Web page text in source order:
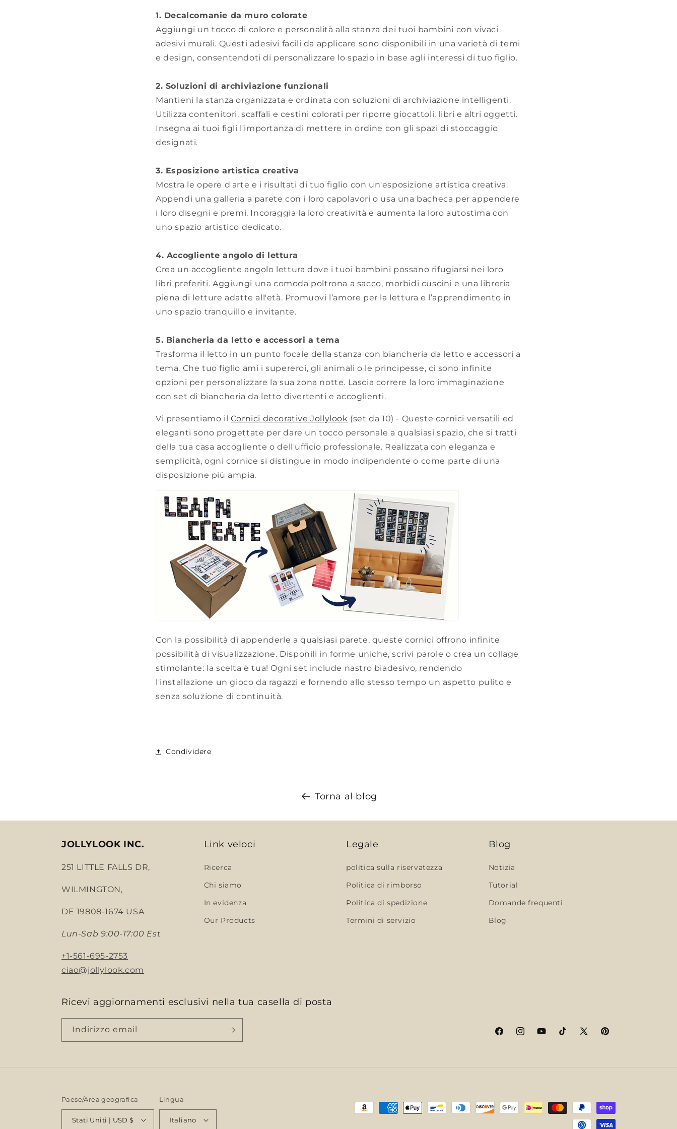
1. Decalcomanie da muro colorate
Aggiungi un tocco di colore e personalità alla stanza dei tuoi bambini con vivaci
adesivi murali. Questi adesivi facili da applicare sono disponibili in una varietà di temi
e design, consentendoti di personalizzare lo spazio in base agli interessi di tuo figlio.
2. Soluzioni di archiviazione funzionali
Mantieni la stanza organizzata e ordinata con soluzioni di archiviazione intelligenti.
Utilizza contenitori, scaffali e cestini colorati per riporre giocattoli, libri e altri oggetti.
Insegna ai tuoi figli l'importanza di mettere in ordine con gli spazi di stoccaggio
designati.
3. Esposizione artistica creativa
Mostra le opere d'arte e i risultati di tuo figlio con un'esposizione artistica creativa.
Appendi una galleria a parete con i loro capolavori o usa una bacheca per appendere
i loro disegni e premi. Incoraggia la loro creatività e aumenta la loro autostima con
uno spazio artistico dedicato.
4. Accogliente angolo di lettura
Crea un accogliente angolo lettura dove i tuoi bambini possano rifugiarsi nei loro
libri preferiti. Aggiungi una comoda poltrona a sacco, morbidi cuscini e una libreria
piena di letture adatte all'età. Promuovi l’amore per la lettura e l’apprendimento in
uno spazio tranquillo e invitante.
5. Biancheria da letto e accessori a tema
Trasforma il letto in un punto focale della stanza con biancheria da letto e accessori a
tema. Che tuo figlio ami i supereroi, gli animali o le principesse, ci sono infinite
opzioni per personalizzare la sua zona notte. Lascia correre la loro immaginazione
con set di biancheria da letto divertenti e accoglienti.
Vi presentiamo il Cornici decorative Jollylook (set da 10) - Queste cornici versatili ed
eleganti sono progettate per dare un tocco personale a qualsiasi spazio, che si tratti
della tua casa accogliente o dell'ufficio professionale. Realizzata con eleganza e
semplicità, ogni cornice si distingue in modo indipendente o come parte di una
disposizione più ampia.
Con la possibilità di appenderle a qualsiasi parete, queste cornici offrono infinite
possibilità di visualizzazione. Disponili in forme uniche, scrivi parole o crea un collage
stimolante: la scelta è tua! Ogni set include nastro biadesivo, rendendo
l'installazione un gioco da ragazzi e fornendo allo stesso tempo un aspetto pulito e
senza soluzione di continuità.
Condividere
Torna al blog
JOLLYLOOK INC.
251 LITTLE FALLS DR,
WILMINGTON,
DE 19808-1674 USA
Lun-Sab 9:00-17:00 Est
+1-561-695-2753
ciao@jollylook.com
Link veloci
Ricerca
Chi siamo
In evidenza
Our Products
Legale
politica sulla riservatezza
Politica di rimborso
Politica di spedizione
Termini di servizio
Blog
Notizia
Tutorial
Domande frequenti
Blog
Ricevi aggiornamenti esclusivi nella tua casella di posta
Indirizzo email
FacebookInstagramYouTubeTikTokX
Pinterest
Paese/Area geografica
Stati Uniti | USD $
Lingua
Italiano
Metodi